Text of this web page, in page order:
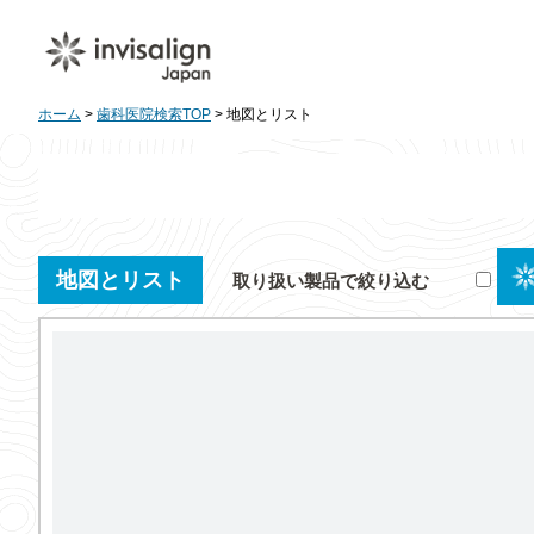
ホーム > 歯科医院検索TOP > 地図とリスト
地図とリスト 取り扱い製品で絞り込む